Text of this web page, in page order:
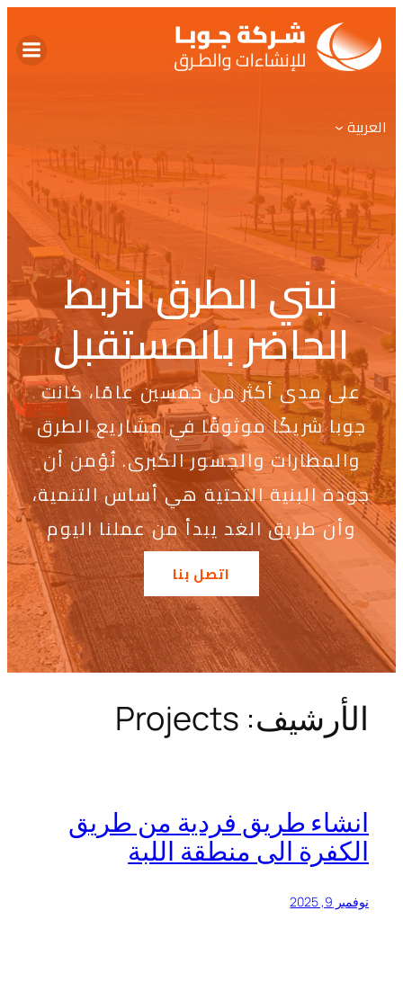
إلى
المحتوى
العربية
نبني الطرق لنربط
الحاضر بالمستقبل
على مدى أكثر من خمسين عامًا، كانت
جوبا شريكًا موثوقًا في مشاريع الطرق
والمطارات والجسور الكبرى. نُؤمن أن
جودة البنية التحتية هي أساس التنمية،
وأن طريق الغد يبدأ من عملنا اليوم
اتصل بنا
الأرشيف: Projects
انشاء طريق فردية من طريق
الكفرة الى منطقة اللبة
نوفمبر 9, 2025